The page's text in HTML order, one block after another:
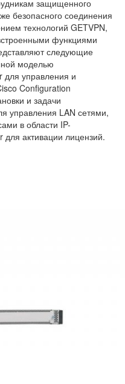
защищенного
безопасного соединения
технологий GETVPN,
функциями
следующие
моделью
для управления и
Configuration
и задачи
управления LAN сетями,
в области IP-
активации лицензий.